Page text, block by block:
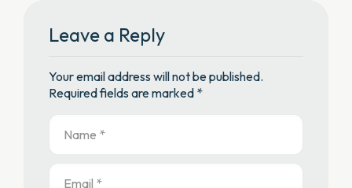
Leave a Reply
Your email address will not be published.
Required fields are marked *